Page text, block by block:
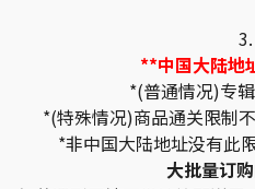
3.
**中国大陆地
*(普通情况)专辑
*(特殊情况)商品通关限制
*非中国大陆地址没有此
大批量订购